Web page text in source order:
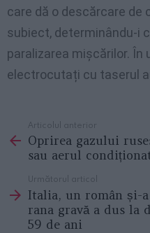
care dă o descărcare de
subiect, determinându-i
paralizarea mișcărilor. În
electrocutați cu taserul
more
Articolul anterior
Oprirea gazului
sau aerul
Următorul articol
Italia, un român și-
rana gravă a dus la
59 de ani